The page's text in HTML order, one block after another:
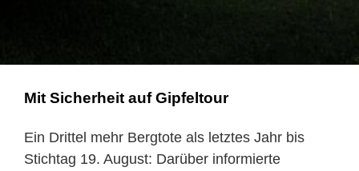
Mit Sicherheit auf Gipfeltour
Ein Drittel mehr Bergtote als letztes Jahr bis
Stichtag 19. August: Darüber informierte